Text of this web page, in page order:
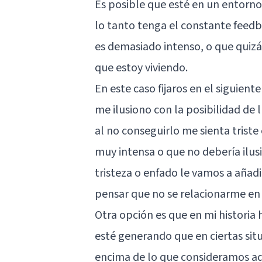
Es posible que esté en un
lo tanto tenga el constante
es demasiado intenso, o que
que estoy viviendo.
En este caso fijaros en el
me ilusiono con la posibilidad de
al no conseguirlo me sienta
muy intensa o que no debería
tristeza o enfado le vamos a
pensar que no se relacionarme
Otra opción es que en mi historia
esté generando que en ciertas
encima de lo que consideramos